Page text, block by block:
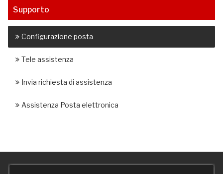
Supporto
Configurazione posta
Tele assistenza
Invia richiesta di assistenza
Assistenza Posta elettronica